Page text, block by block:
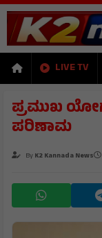
LIVE TV
ಪ್ರಮುಖ
ಪರಿಣಾಮ
ByK2 Kannada News